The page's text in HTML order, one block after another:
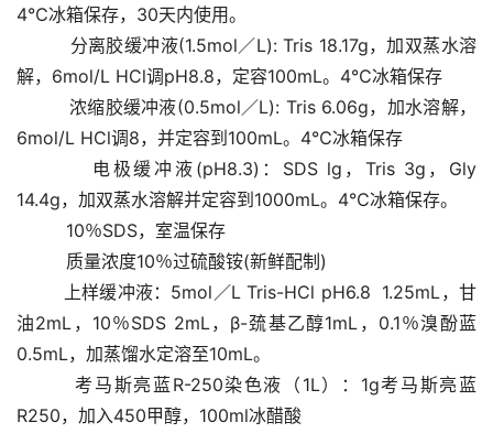
4℃冰箱保存，30天内使用。
分离胶缓冲液(1.5mol／L): Tris 18.17g，加双蒸水溶
解，6mol/L HCl调pH8.8，定容100mL。4℃冰箱保存
浓缩胶缓冲液(0.5mol／L): Tris 6.06g，加水溶解，
6mol/L HCl调8，并定容到100mL。4℃冰箱保存
电极缓冲液(pH8.3)：SDS lg，Tris 3g，Gly
14.4g，加双蒸水溶解并定容到1000mL。4℃冰箱保存。
10％SDS，室温保存
质量浓度10％过硫酸铵(新鲜配制)
上样缓冲液：5mol／L Tris-HCl pH6.8  1.25mL，甘
油2mL，10％SDS 2mL，β-巯基乙醇1mL，0.1％溴酚蓝
0.5mL，加蒸馏水定溶至10mL。
考马斯亮蓝R-250染色液（1L）：1g考马斯亮蓝
R250，加入450甲醇，100ml冰醋酸